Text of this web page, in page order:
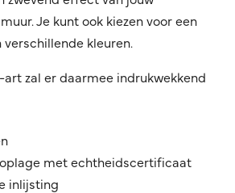
Je kunt ook kiezen voor een
kleuren.
zal er daarmee indrukwekkend
met echtheidscertificaat
inlijsting